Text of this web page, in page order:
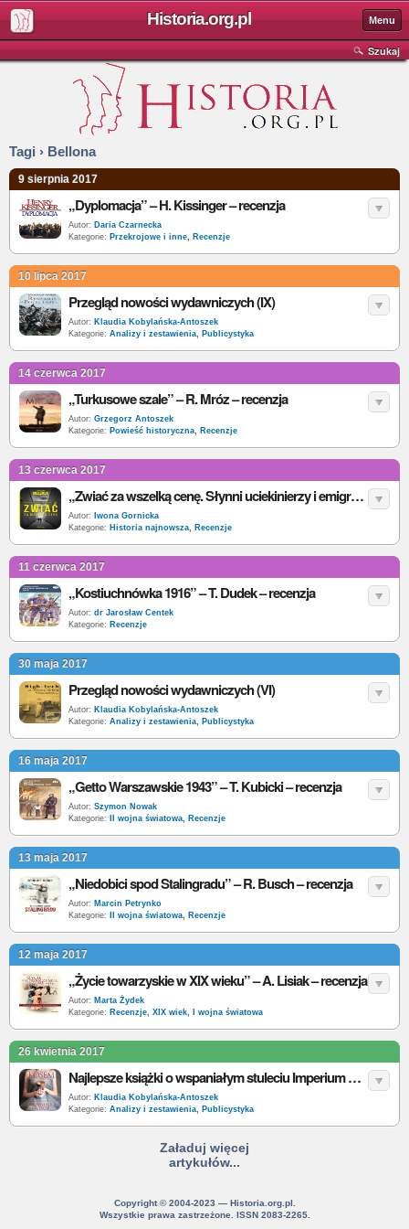
Historia.org.pl Menu
Szukaj
Tagi › Bellona
9 sierpnia 2017
„Dyplomacja” – H. Kissinger – recenzja
Autor: Daria Czarnecka
Kategorie: Przekrojowe i inne, Recenzje
10 lipca 2017
Przegląd nowości wydawniczych (IX)
Autor: Klaudia Kobylańska-Antoszek
Kategorie: Analizy i zestawienia, Publicystyka
14 czerwca 2017
„Turkusowe szale” – R. Mróz – recenzja
Autor: Grzegorz Antoszek
Kategorie: Powieść historyczna, Recenzje
13 czerwca 2017
„Zwiać za wszelką cenę. Słynni uciekinierzy i emigranci z PRL”– J. Molenda – recenzja
Autor:
Iwona Gornicka
Kategorie: Historia najnowsza, Recenzje
11 czerwca 2017
„Kostiuchnówka 1916” – T. Dudek – recenzja
Autor: dr Jarosław Centek
Kategorie: Recenzje
30 maja 2017
Przegląd nowości wydawniczych (VI)
Autor: Klaudia Kobylańska-Antoszek
Kategorie: Analizy i zestawienia, Publicystyka
16 maja 2017
„Getto Warszawskie 1943” – T. Kubicki – recenzja
Autor: Szymon Nowak
Kategorie:
II wojna światowa, Recenzje
13 maja 2017
„Niedobici spod Stalingradu” – R. Busch – recenzja
Autor: Marcin Petrynko
Kategorie:
II wojna światowa, Recenzje
12 maja 2017
„Życie towarzyskie w XIX wieku” – A. Lisiak – recenzja
Autor: Marta Żydek
Kategorie: Recenzje, XIX wiek, I wojna światowa
26 kwietnia 2017
Najlepsze książki o wspaniałym stuleciu Imperium Osmańskiego
Autor: Klaudia Kobylańska-Antoszek
Kategorie: Analizy i zestawienia, Publicystyka
Załaduj więcej
artykułów...
Copyright © 2004-2023 — Historia.org.pl.
Wszystkie prawa zastrzeżone. ISSN 2083-2265.